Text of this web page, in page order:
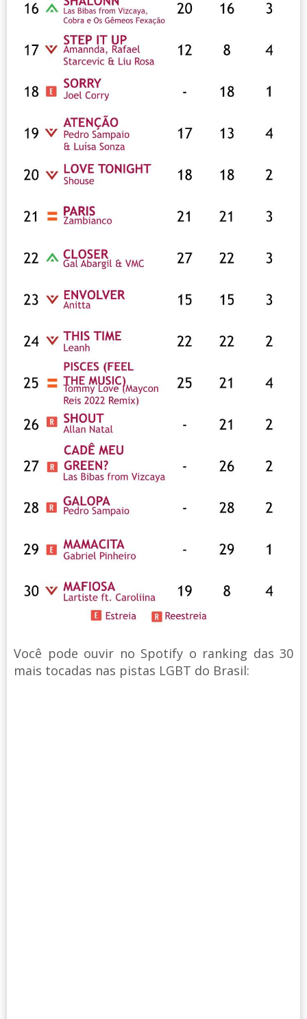
Você pode ouvir no Spotify o ranking das 30
mais tocadas nas pistas LGBT do Brasil: